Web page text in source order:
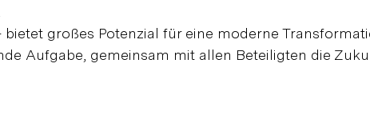
großes Potenzial für eine moderne
Aufgabe, gemeinsam mit allen Beteiligten die